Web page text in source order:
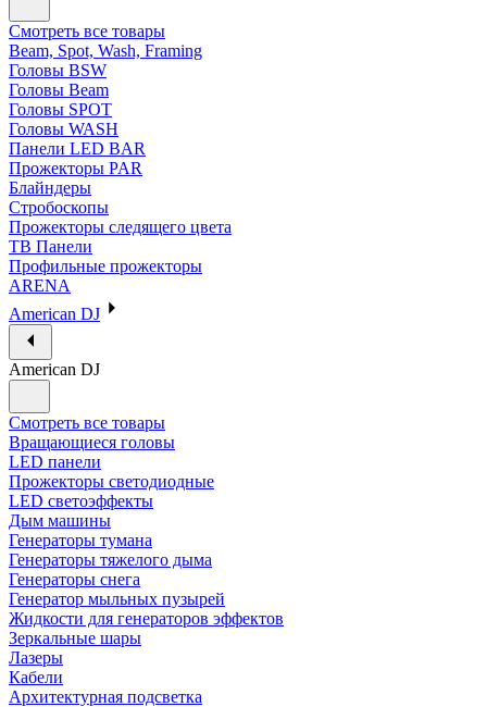
Смотреть все товары
Beam, Spot, Wash, Framing
Головы BSW
Головы Beam
Головы SPOT
Головы WASH
Панели LED BAR
Прожекторы PAR
Блайндеры
Стробоскопы
Прожекторы следящего цвета
ТВ Панели
Профильные прожекторы
ARENA
American DJ
American DJ
Смотреть все товары
Вращающиеся головы
LED панели
Прожекторы светодиодные
LED светоэффекты
Дым машины
Генераторы тумана
Генераторы тяжелого дыма
Генераторы снега
Генератор мыльных пузырей
Жидкости для генераторов эффектов
Зеркальные шары
Лазеры
Кабели
Архитектурная подсветка